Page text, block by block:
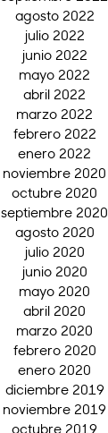
agosto 2022
julio 2022
junio 2022
mayo 2022
abril 2022
marzo 2022
febrero 2022
enero 2022
noviembre 2020
octubre 2020
septiembre 2020
agosto 2020
julio 2020
junio 2020
mayo 2020
abril 2020
marzo 2020
febrero 2020
enero 2020
diciembre 2019
noviembre 2019
octubre 2019